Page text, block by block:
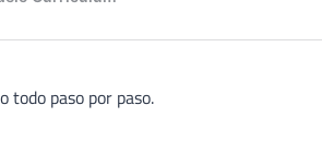
todo paso por paso.